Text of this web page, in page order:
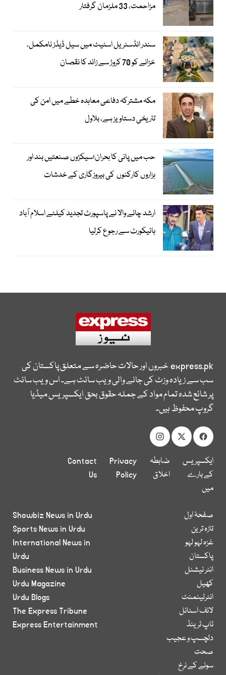
مزاحمت، 33 ملزمان گرفتار
سندر انڈسٹریل اسٹیٹ میں سیل ڈیڈز نامکمل،
خزانے کو 70 کروڑ سے زائد کا نقصان
مکہ مشترکہ دفاعی معاہدہ خطے میں امن کی
تاریخی دستاویز ہے، بلاول
حب میں پانی کا بحران؛سیکڑوں صنعتیں بند اور
ہزاروں کارکنوں کی بیروزگاری کے خدشات
ارشد چائے والا نے پاسپورٹ تجدید کیلئے اسلام آباد
ہائیکورٹ سے رجوع کرلیا
express.pkخبروں اور حالات حاضرہ سے متعلق پاکستان کی
سب سے زیادہ وزٹ کی جانے والی ویب سائٹ ہے۔ اس ویب سائٹ
پر شائع شدہ تمام مواد کے جملہ حقوق بحق ایکسپریس میڈیا
گروپ محفوظ ہیں۔
ایکسپریس
کے بارے
میں
ضابطہ
اخلاق
Privacy
Policy
Contact
Us
صفحۂ اول
تازہ ترین
غزہ لہو لہو
پاکستان
انٹر نیشنل
کھیل
انٹرٹینمنٹ
لائف اسٹائل
ٹاپ ٹرینڈ
دلچسپ و عجیب
صحت
سونے کے نرخ
Showbiz News in Urdu
Sports News in Urdu
International News in
Urdu
Business News in Urdu
Urdu Magazine
Urdu Blogs
The Express Tribune
Express Entertainment